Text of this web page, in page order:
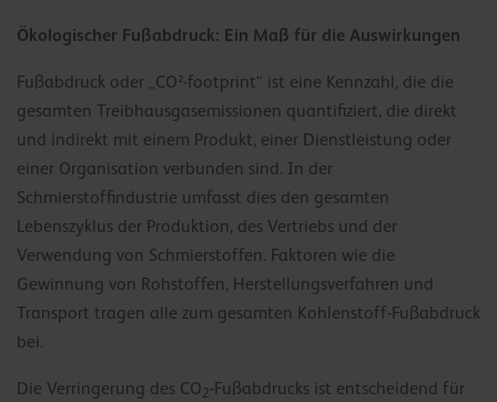
Ökologischer Fußabdruck: Ein Maß für die Auswirkungen
Fußabdruck oder „CO²-footprint“ ist eine Kennzahl, die die
gesamten Treibhausgasemissionen quantifiziert, die direkt
und indirekt mit einem Produkt, einer Dienstleistung oder
einer Organisation verbunden sind. In der
Schmierstoffindustrie umfasst dies den gesamten
Lebenszyklus der Produktion, des Vertriebs und der
Verwendung von Schmierstoffen. Faktoren wie die
Gewinnung von Rohstoffen, Herstellungsverfahren und
Transport tragen alle zum gesamten Kohlenstoff-Fußabdruck
bei.
Die Verringerung des CO2-Fußabdrucks ist entscheidend für